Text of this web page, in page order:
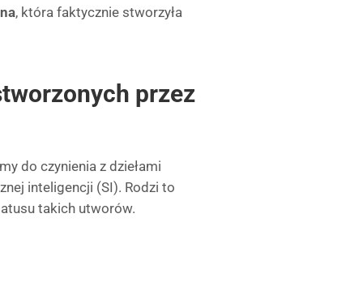
, która faktycznie stworzyła
przez
do czynienia z dziełami
inteligencji (SI). Rodzi to
takich utworów.